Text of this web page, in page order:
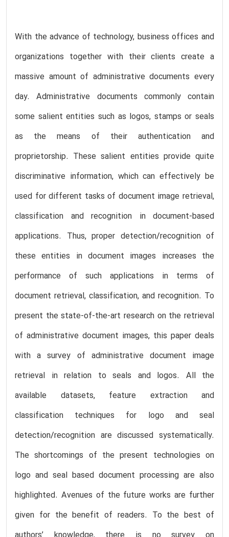
With the advance of technology, business offices and
organizations together with their clients create a
massive amount of administrative documents every
day. Administrative documents commonly contain
some salient entities such as logos, stamps or seals
as the means of their authentication and
proprietorship. These salient entities provide quite
discriminative information, which can effectively be
used for different tasks of document image retrieval,
classification and recognition in document-based
applications. Thus, proper detection/recognition of
these entities in document images increases the
performance of such applications in terms of
document retrieval, classification, and recognition. To
present the state-of-the-art research on the retrieval
of administrative document images, this paper deals
with a survey of administrative document image
retrieval in relation to seals and logos. All the
available datasets, feature extraction and
classification techniques for logo and seal
detection/recognition are discussed systematically.
The shortcomings of the present technologies on
logo and seal based document processing are also
highlighted. Avenues of the future works are further
given for the benefit of readers. To the best of